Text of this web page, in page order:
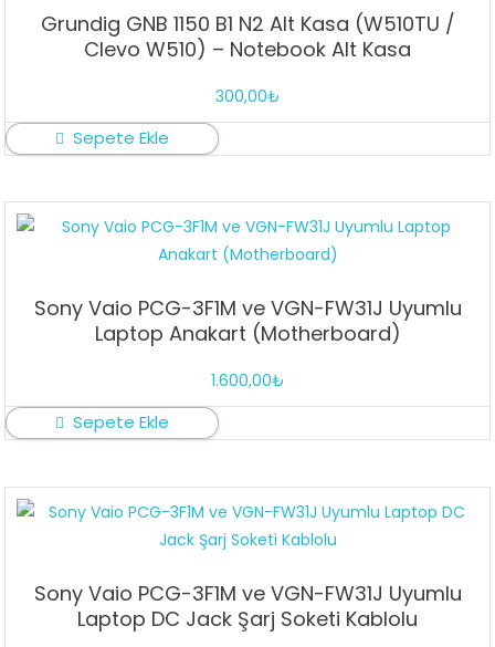
Grundig GNB 1150 B1 N2 Alt Kasa (W510TU /
Clevo W510) – Notebook Alt Kasa
300,00₺
Sepete Ekle
Sony Vaio PCG-3F1M ve VGN-FW31J Uyumlu
Laptop Anakart (Motherboard)
1.600,00₺
Sepete Ekle
Sony Vaio PCG-3F1M ve VGN-FW31J Uyumlu
Laptop DC Jack Şarj Soketi Kablolu